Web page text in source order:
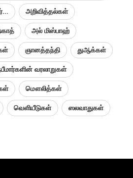
அறிவித்தல்கள்
அல் மிஸ்பாஹ்
ஞானத்தந்தி துஆக்கள்
வரலாறுகள்
மௌலித்கள்
வெளியீடுகள் ஸலவாதுகள்